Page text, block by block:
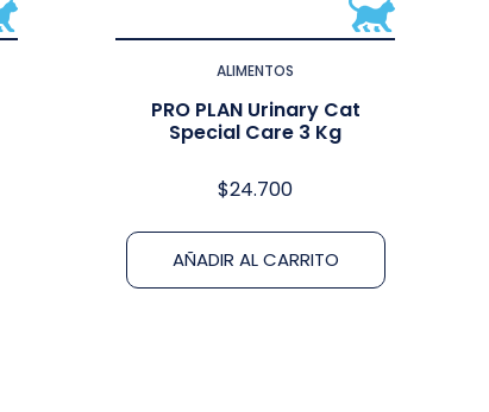
ALIMENTOS
PRO PLAN Urinary Cat
Special Care 3 Kg
$24.700
AÑADIR AL CARRITO